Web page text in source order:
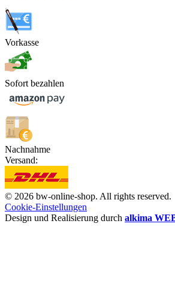
Vorkasse
Sofort bezahlen
Nachnahme
Versand:
© 2026 bw-online-shop. All rights reserved.
Cookie-Einstellungen
Design und Realisierung durch alkima